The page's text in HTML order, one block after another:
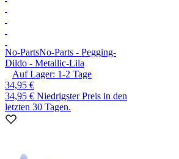
No-PartsNo-Parts - Pegging-
Dildo - Metallic-Lila
Auf Lager: 1-2 Tage
34,95 €
34,95 € Niedrigster Preis in den
letzten 30 Tagen.